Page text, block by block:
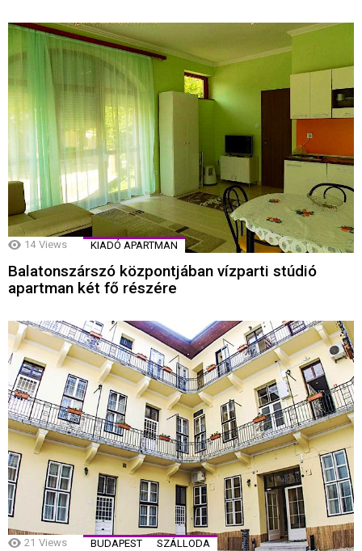
14 Views KIADÓ APARTMAN
Balatonszárszó központjában vízparti stúdió
apartman két fő részére
21 Views BUDAPEST SZÁLLODA